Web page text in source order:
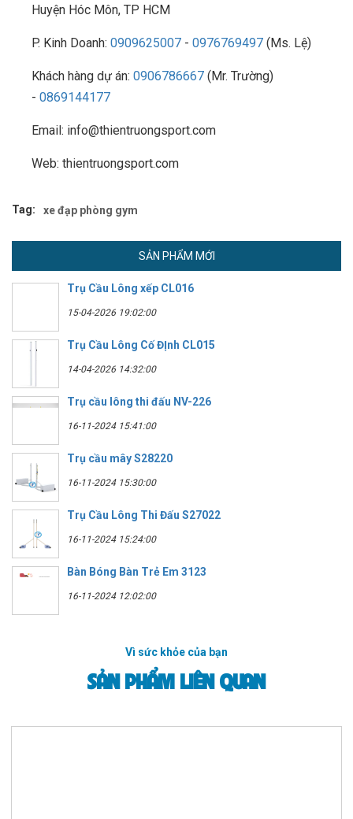
Huyện Hóc Môn, TP HCM
P. Kinh Doanh: 0909625007 - 0976769497 (Ms. Lệ)
Khách hàng dự án: 0906786667 (Mr. Trường)
- 0869144177
Email: info@thientruongsport.com
Web: thientruongsport.com
Tag: xe đạp phòng gym
SẢN PHẨM MỚI
Trụ Cầu Lông xếp CL016
15-04-2026 19:02:00
Trụ Cầu Lông Cố ĐỊnh CL015
14-04-2026 14:32:00
Trụ cầu lông thi đấu NV-226
16-11-2024 15:41:00
Trụ cầu mây S28220
16-11-2024 15:30:00
Trụ Cầu Lông Thi Đấu S27022
16-11-2024 15:24:00
Bàn Bóng Bàn Trẻ Em 3123
16-11-2024 12:02:00
Vì sức khỏe của bạn
SẢN PHẨM LIÊN QUAN